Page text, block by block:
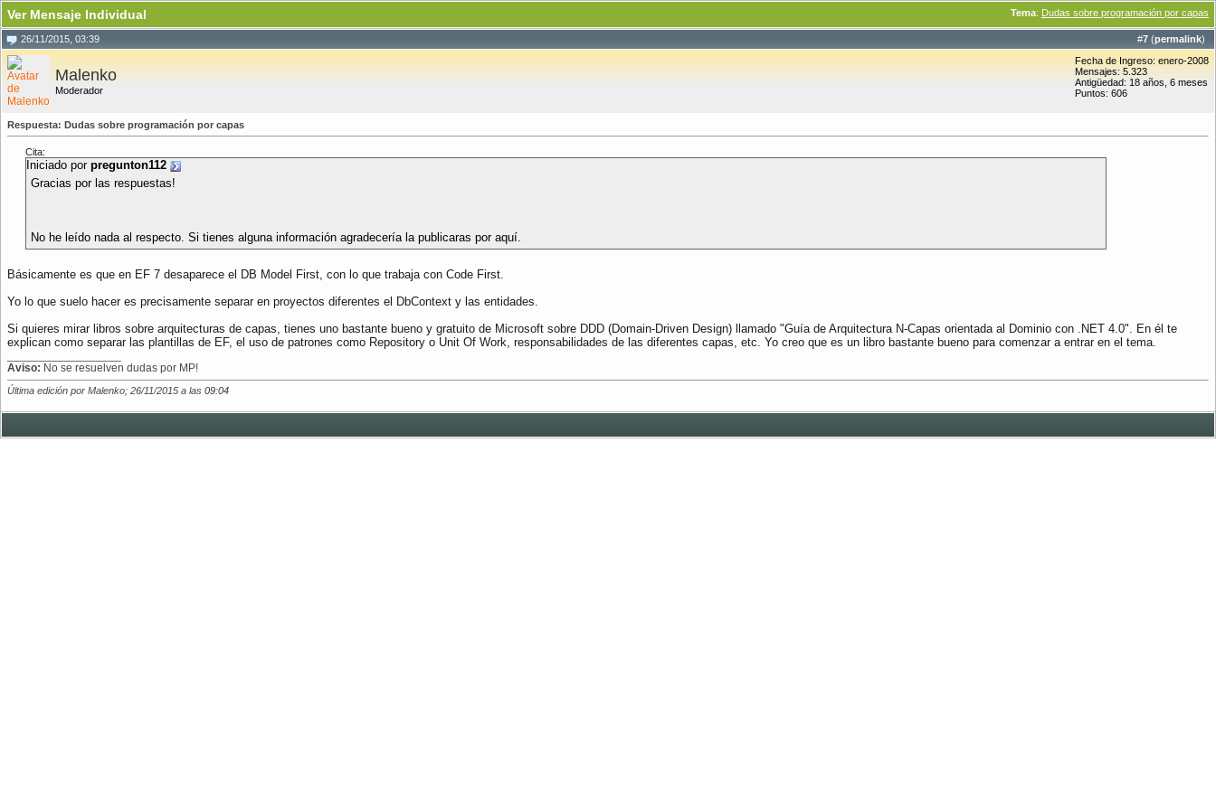
Tema: Dudas sobre programación por capas
Ver Mensaje Individual
#7 (permalink)
26/11/2015, 03:39
Malenko
Moderador
Fecha de Ingreso: enero-2008
Mensajes: 5.323
Antigüedad: 18 años, 6 meses
Puntos: 606
Respuesta: Dudas sobre programación por capas
Cita:
Iniciado por pregunton112
Gracias por las respuestas!
No he leído nada al respecto. Si tienes alguna información agradecería la publicaras por aquí.
Básicamente es que en EF 7 desaparece el DB Model First, con lo que trabaja con Code First.
Yo lo que suelo hacer es precisamente separar en proyectos diferentes el DbContext y las entidades.
Si quieres mirar libros sobre arquitecturas de capas, tienes uno bastante bueno y gratuito de Microsoft sobre DDD (Domain-Driven Design) llamado "Guía de Arquitectura N-Capas orientada al Dominio con .NET 4.0". En él te
explican como separar las plantillas de EF, el uso de patrones como Repository o Unit Of Work, responsabilidades de las diferentes capas, etc. Yo creo que es un libro bastante bueno para comenzar a entrar en el tema.
Aviso: No se resuelven dudas por MP!
Última edición por Malenko; 26/11/2015 a las 09:04